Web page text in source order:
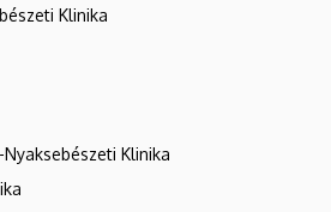
Klinika
Klinika